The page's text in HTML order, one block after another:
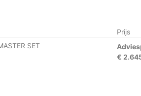
Prijs
SET
€